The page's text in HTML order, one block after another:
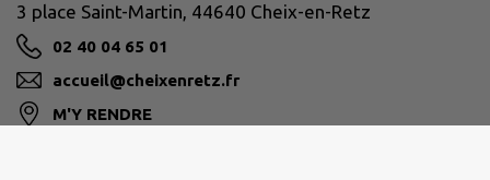
3 place Saint-Martin, 44640 Cheix-en-Retz
02 40 04 65 01
accueil@cheixenretz.fr
M'Y RENDRE